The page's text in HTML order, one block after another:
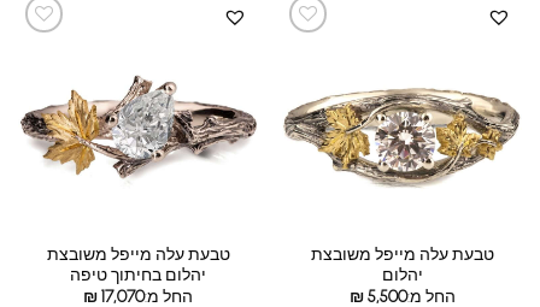
טבעת עלה מייפל משובצת
יהלום
החל מ:
₪5,500
טבעת עלה מייפל משובצת
יהלום בחיתוך טיפה
החל מ:
₪17,070